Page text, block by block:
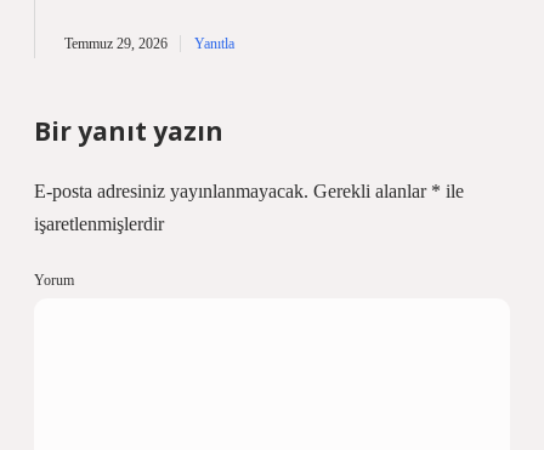
Temmuz 29, 2026 Yanıtla
Bir yanıt yazın
E-posta adresiniz yayınlanmayacak. Gerekli alanlar * ile
işaretlenmişlerdir
Yorum